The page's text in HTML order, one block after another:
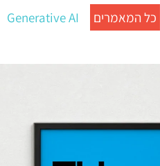
כל המאמרים Generative AI